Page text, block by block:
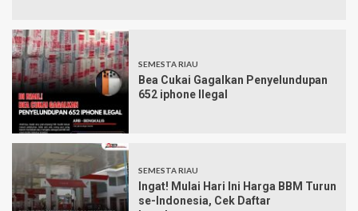
SEMESTA RIAU
Bea Cukai Gagalkan Penyelundupan
652 iphone Ilegal
SEMESTA RIAU
Ingat! Mulai Hari Ini Harga BBM Turun
se-Indonesia, Cek Daftar